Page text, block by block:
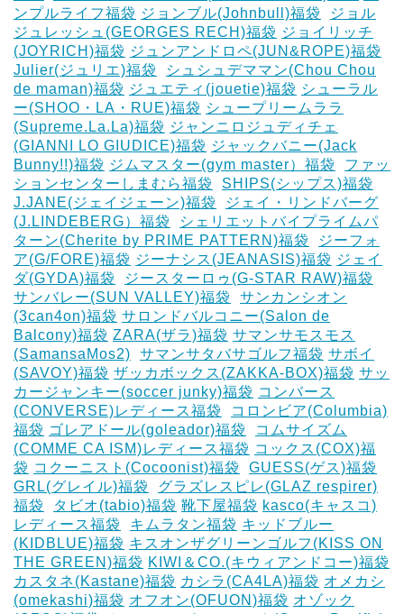
ンプルライフ福袋 ジョンブル(Johnbull)福袋
ジョル
ジュレッシュ(GEORGES RECH)福袋 ジョイリッチ
(JOYRICH)福袋 ジュンアンドロペ(JUN&ROPE)福袋
Julier(ジュリエ)福袋
シュシュデママン(Chou Chou
de maman)福袋 ジュエティ(jouetie)福袋 シューラル
ー(SHOO・LA・RUE)福袋 シュープリームララ
(Supreme.La.La)福袋 ジャンニロジュディチェ
(GIANNI LO GIUDICE)福袋 ジャックバニー(Jack
Bunny!!)福袋 ジムマスター(gym master）福袋
ファッ
ションセンターしまむら福袋
SHIPS(シップス)福袋
J.JANE(ジェイジェーン)福袋
ジェイ・リンドバーグ
(J.LINDEBERG）福袋
シェリエットバイプライムパ
ターン(Cherite by PRIME PATTERN)福袋
ジーフォ
ア(G/FORE)福袋 ジーナシス(JEANASIS)福袋 ジェイ
ダ(GYDA)福袋
ジースターロゥ(G-STAR RAW)福袋
サンバレー(SUN VALLEY)福袋
サンカンシオン
(3can4on)福袋 サロンドバルコニー(Salon de
Balcony)福袋 ZARA(ザラ)福袋 サマンサモスモス
(SamansaMos2)
サマンサタバサゴルフ福袋 サボイ
(SAVOY)福袋 ザッカボックス(ZAKKA-BOX)福袋 サッ
カージャンキー(soccer junky)福袋 コンバース
(CONVERSE)レディース福袋
コロンビア(Columbia)
福袋 ゴレアドール(goleador)福袋
コムサイズム
(COMME CA ISM)レディース福袋 コックス(COX)福
袋 コクーニスト(Cocoonist)福袋
GUESS(ゲス)福袋
GRL(グレイル)福袋
グラズレスピレ(GLAZ respirer)
福袋
タビオ(tabio)福袋 靴下屋福袋 kasco(キャスコ)
レディース福袋
キムラタン福袋 キッドブルー
(KIDBLUE)福袋 キスオンザグリーンゴルフ(KISS ON
THE GREEN)福袋 KIWI＆CO.(キウィアンドコー)福袋
カスタネ(Kastane)福袋 カシラ(CA4LA)福袋 ‎オメカシ
(omekashi)福袋 オフオン(OFUON)福袋 オゾック